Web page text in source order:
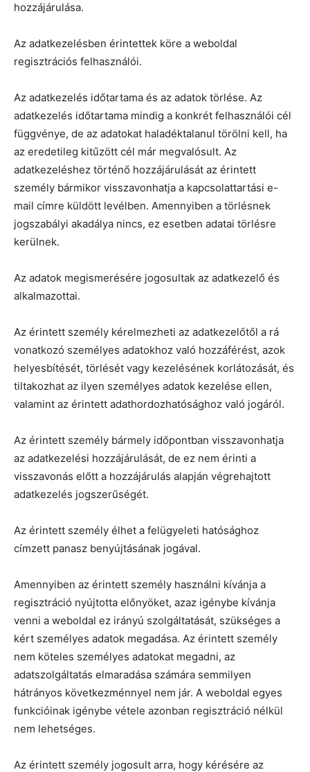
hozzájárulása.
Az adatkezelésben érintettek köre a weboldal
regisztrációs felhasználói.
Az adatkezelés időtartama és az adatok törlése. Az
adatkezelés időtartama mindig a konkrét felhasználói cél
függvénye, de az adatokat haladéktalanul törölni kell, ha
az eredetileg kitűzött cél már megvalósult. Az
adatkezeléshez történő hozzájárulását az érintett
személy bármikor visszavonhatja a kapcsolattartási e-
mail címre küldött levélben. Amennyiben a törlésnek
jogszabályi akadálya nincs, ez esetben adatai törlésre
kerülnek.
Az adatok megismerésére jogosultak az adatkezelő és
alkalmazottai.
Az érintett személy kérelmezheti az adatkezelőtől a rá
vonatkozó személyes adatokhoz való hozzáférést, azok
helyesbítését, törlését vagy kezelésének korlátozását, és
tiltakozhat az ilyen személyes adatok kezelése ellen,
valamint az érintett adathordozhatósághoz való jogáról.
Az érintett személy bármely időpontban visszavonhatja
az adatkezelési hozzájárulását, de ez nem érinti a
visszavonás előtt a hozzájárulás alapján végrehajtott
adatkezelés jogszerűségét.
Az érintett személy élhet a felügyeleti hatósághoz
címzett panasz benyújtásának jogával.
Amennyiben az érintett személy használni kívánja a
regisztráció nyújtotta előnyöket, azaz igénybe kívánja
venni a weboldal ez irányú szolgáltatását, szükséges a
kért személyes adatok megadása. Az érintett személy
nem köteles személyes adatokat megadni, az
adatszolgáltatás elmaradása számára semmilyen
hátrányos következménnyel nem jár. A weboldal egyes
funkcióinak igénybe vétele azonban regisztráció nélkül
nem lehetséges.
Az érintett személy jogosult arra, hogy kérésére az